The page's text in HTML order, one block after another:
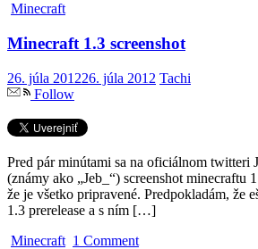
Minecraft
Minecraft 1.3 screenshot
26. júla 201226. júla 2012 Tachi
Follow
Pred pár minútami sa na oficiálnom twitteri
(známy ako „Jeb_“) screenshot minecraftu
že je všetko pripravené. Predpokladám, že
1.3 prerelease a s ním […]
Minecraft 1 Comment